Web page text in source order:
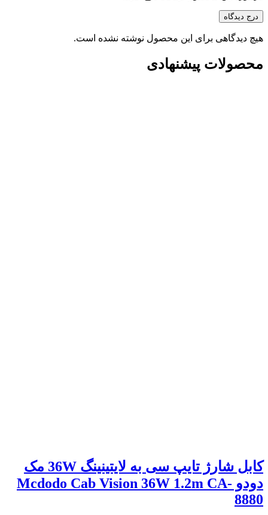
درج دیدگاه
هیچ دیدگاهی برای این محصول نوشته نشده است.
محصولات پیشنهادی
کابل شارژ تایپ سی به لایتینینگ 36W مک
دودو Mcdodo Cab Vision 36W 1.2m CA-
8880